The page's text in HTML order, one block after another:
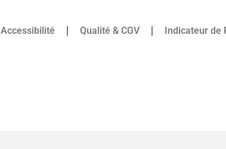
Accessibilité Qualité & CGV Indicateur de